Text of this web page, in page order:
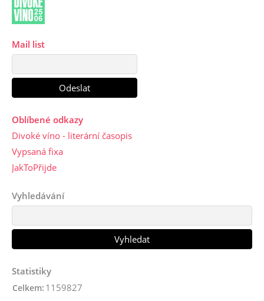
Mail list
Oblíbené odkazy
Divoké víno - literární časopis
Vypsaná fixa
JakToPřijde
Vyhledávání
Statistiky
Celkem: 1159827